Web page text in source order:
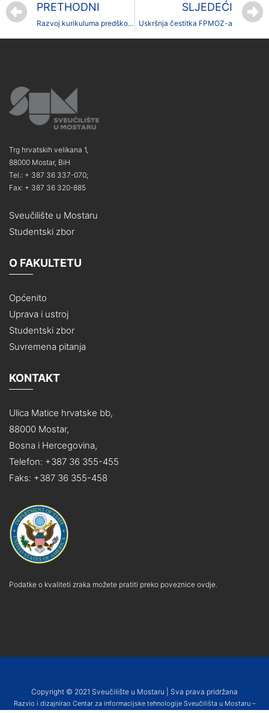
PRETHODNI
Razvoj kurikuluma predškolskog odgoja 3
SLJEDEĆI
Uskršnja čestitka FPMOZ-a
Trg hrvatskih velikana 1,
88000 Mostar, BiH
Tel.: + 387 36 337-070;
Fax: + 387 36 320-885
Sveučilište u Mostaru
Studentski zbor
O FAKULTETU
Općenito
Uprava i ustroj
Studentski zbor
Suvremena pitanja
KONTAKT
Ulica Matice hrvatske bb,
88000 Mostar,
Bosna i Hercegovina,
Telefon: +387 36 355-455
Faks: +387 36 355-458
Podatke o kvaliteti zraka možete pratiti preko poveznice ovdje.
Copyright © 2021 Sveučilište u Mostaru | Sva prava pridržana
Razvio i dizajnirao Centar za informacijske tehnologije Sveučilišta u Mostaru –